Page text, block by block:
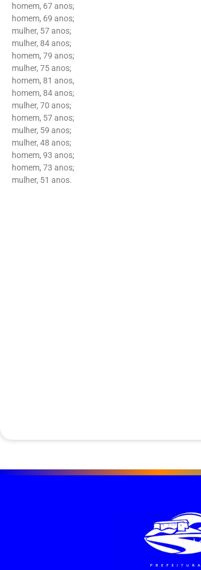
homem, 67 anos;
homem, 69 anos;
mulher, 57 anos;
mulher, 84 anos;
homem, 79 anos;
mulher, 75 anos;
homem, 81 anos,
homem, 84 anos;
mulher, 70 anos;
homem, 57 anos;
mulher, 59 anos;
mulher, 48 anos;
homem, 93 anos;
homem, 73 anos;
mulher, 51 anos.